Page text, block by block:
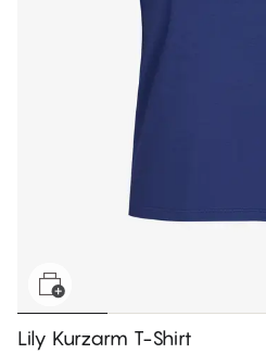
Lily Kurzarm T-Shirt